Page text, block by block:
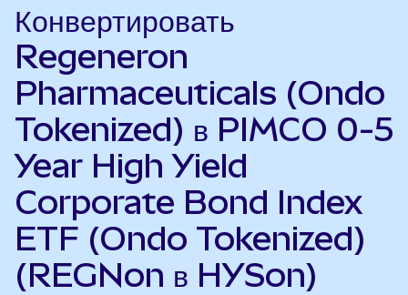
Конвертировать
Regeneron
Pharmaceuticals (Ondo
Tokenized) в PIMCO 0-5
Year High Yield
Corporate Bond Index
ETF (Ondo Tokenized)
(REGNon в HYSon)